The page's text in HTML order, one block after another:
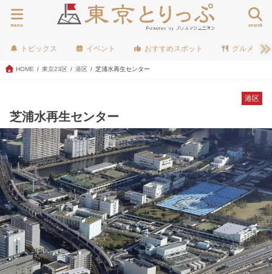
search
menu
トピックス イベント おすすめスポット グルメ
HOME 東京23区 港区 芝浦水再生センター
港区
芝浦水再生センター